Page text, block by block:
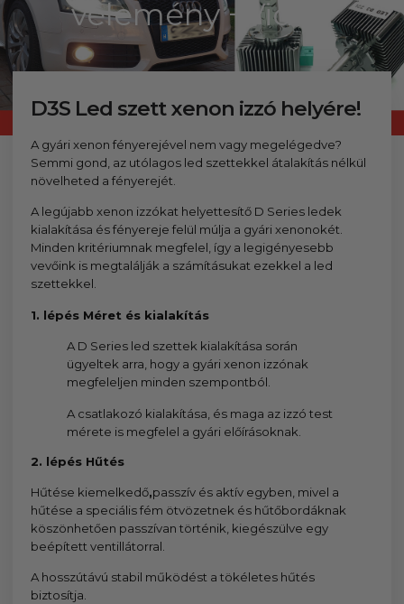
vélemény +Videó
D3S Led szett xenon izzó helyére!
A gyári xenon fényerejével nem vagy megelégedve?
Semmi gond, az utólagos led szettekkel átalakítás nélkül
növelheted a fényerejét.
A legújabb xenon izzókat helyettesítő D Series ledek
kialakítása és fényereje felül múlja a gyári xenonokét.
Minden kritériumnak megfelel, így a legigényesebb
vevőink is megtalálják a számításukat ezekkel a led
szettekkel.
1. lépés Méret és kialakítás
A D Series led szettek kialakítása során
ügyeltek arra, hogy a gyári xenon izzónak
megfeleljen minden szempontból.
A csatlakozó kialakítása, és maga az izzó test
mérete is megfelel a gyári előírásoknak.
2. lépés Hűtés
Hűtése kiemelkedő,passzív és aktív egyben, mivel a
hűtése a speciális fém ötvözetnek és hűtőbordáknak
köszönhetően passzívan történik, kiegészülve egy
beépített ventillátorral.
A hosszútávú stabil működést a tökéletes hűtés
biztosítja.